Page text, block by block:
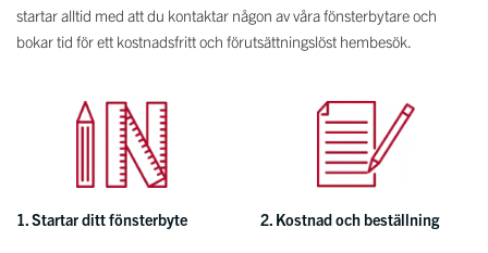
startar alltid med att du kontaktar någon av våra fönsterbytare och
bokar tid för ett kostnadsfritt och förutsättningslöst hembesök.
1. Startar ditt fönsterbyte 2. Kostnad och beställning